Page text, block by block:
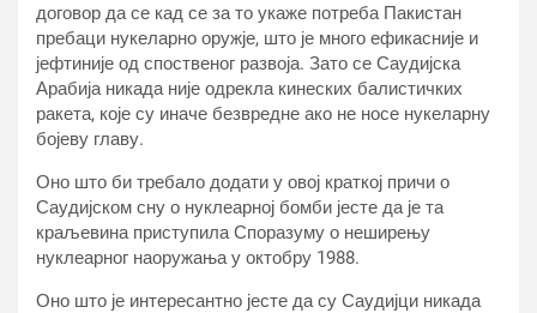
договор да се кад се за то укаже потреба Пакистан
пребаци нукеларно оружје, што је много ефикасније и
јефтиније од споственог развоја. Зато се Саудијска
Арабија никада није одрекла кинеских балистичких
ракета, које су иначе безвредне ако не носе нукеларну
бојеву главу.
Оно што би требало додати у овој краткој причи о
Саудијском сну о нуклеарној бомби јесте да је та
краљевина приступила Споразуму о неширењу
нуклеарног наоружања у октобру 1988.
Оно што је интересантно јесте да су Саудијци никада